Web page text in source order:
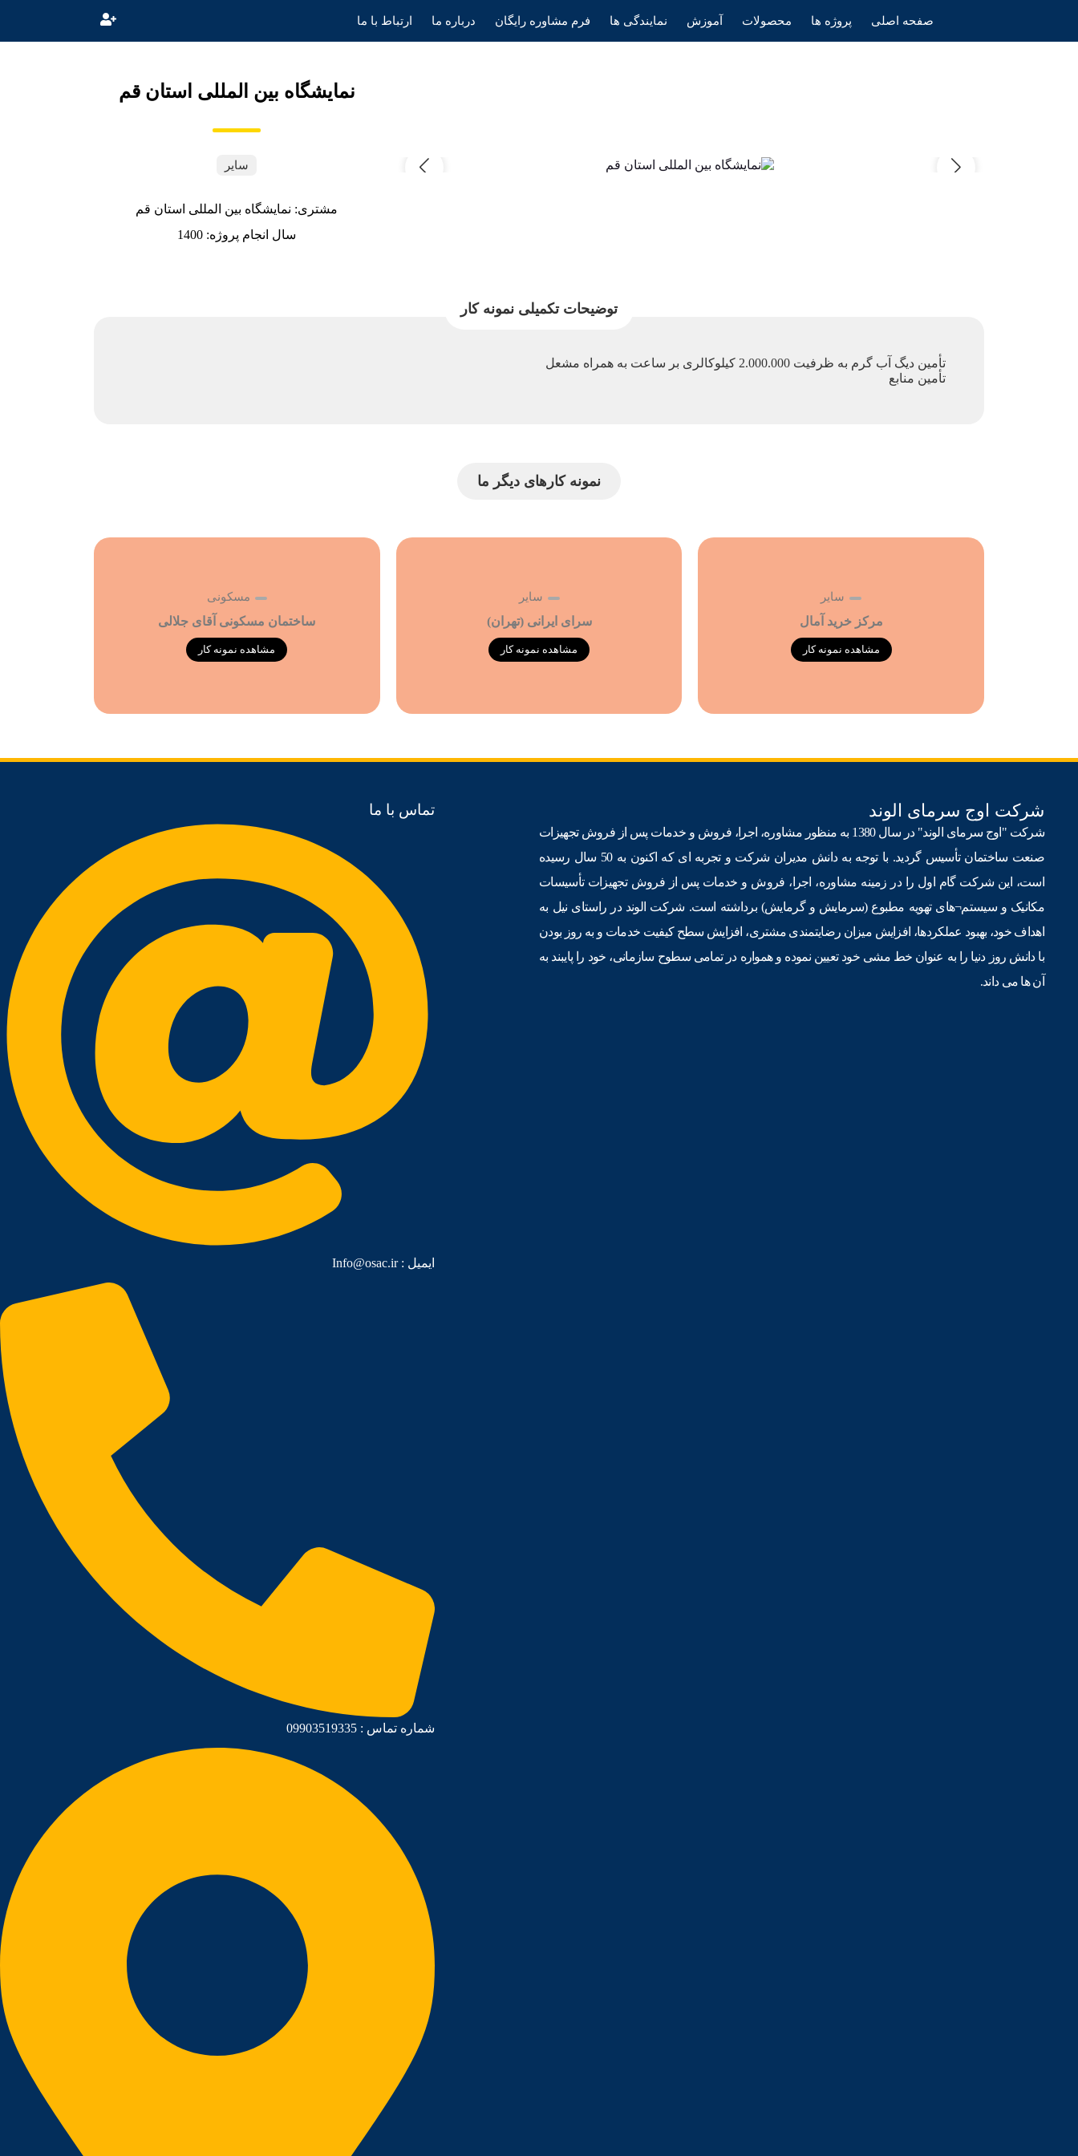
صفحه اصلی پروژه ها محصولات آموزش نمایندگی ها فرم مشاوره رایگان درباره ما ارتباط با ما
نمایشگاه بین المللی استان قم
سایر
مشتری: نمایشگاه بین المللی استان قم
سال انجام پروژه: 1400
توضیحات تکمیلی نمونه کار
ﺗﺄمین دیگ آب گرم به ظرفیت 2.000.000 کیلوکالری بر ساعت به همراه مشعل
ﺗﺄمین منابع
نمونه کارهای دیگر ما
سایر
مرکز خرید آمال
مشاهده نمونه کار
سایر
سرای ایرانی (تهران)
مشاهده نمونه کار
مسکونی
ساختمان مسکونی آقای جلالی
مشاهده نمونه کار
شرکت اوج سرمای الوند
شرکت "اوج سرمای الوند" در سال 1380 به منظور مشاوره، اجرا، فروش و خدمات پس از فروش تجهیزات
صنعت ساختمان ﺗﺄسیس گردید. با توجه به دانش مدیران شرکت و تجربه ای که اکنون به 50 سال رسیده
است، این شرکت گام اول را در زمینه مشاوره، اجرا، فروش و خدمات پس از فروش تجهیزات ﺗﺄسیسات
مکانیک و سیستم¬های تهویه مطبوع (سرمایش و گرمایش) برداشته است. شرکت الوند در راستای نیل به
اهداف خود، بهبود عملکردها، افزایش میزان رضایتمندی مشتری، افزایش سطح کیفیت خدمات و به روز بودن
با دانش روز دنیا را به عنوان خط مشی خود تعیین نموده و همواره در تمامی سطوح سازمانی، خود را پایبند به
آن ها می داند.
تماس با ما
ایمیل :‌ Info@osac.ir
شماره تماس : 09903519335